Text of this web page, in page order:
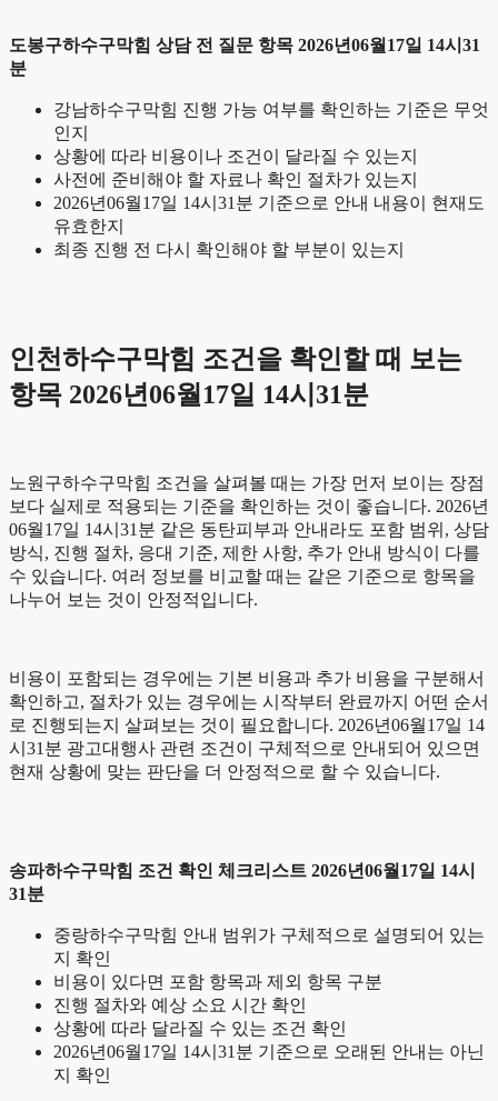
도봉구하수구막힘 상담 전 질문 항목 2026년06월17일 14시31
분
강남하수구막힘 진행 가능 여부를 확인하는 기준은 무엇
인지
상황에 따라 비용이나 조건이 달라질 수 있는지
사전에 준비해야 할 자료나 확인 절차가 있는지
2026년06월17일 14시31분 기준으로 안내 내용이 현재도
유효한지
최종 진행 전 다시 확인해야 할 부분이 있는지
인천하수구막힘 조건을 확인할 때 보는
항목 2026년06월17일 14시31분
노원구하수구막힘 조건을 살펴볼 때는 가장 먼저 보이는 장점
보다 실제로 적용되는 기준을 확인하는 것이 좋습니다. 2026년
06월17일 14시31분 같은 동탄피부과 안내라도 포함 범위, 상담
방식, 진행 절차, 응대 기준, 제한 사항, 추가 안내 방식이 다를
수 있습니다. 여러 정보를 비교할 때는 같은 기준으로 항목을
나누어 보는 것이 안정적입니다.
비용이 포함되는 경우에는 기본 비용과 추가 비용을 구분해서
확인하고, 절차가 있는 경우에는 시작부터 완료까지 어떤 순서
로 진행되는지 살펴보는 것이 필요합니다. 2026년06월17일 14
시31분 광고대행사 관련 조건이 구체적으로 안내되어 있으면
현재 상황에 맞는 판단을 더 안정적으로 할 수 있습니다.
송파하수구막힘 조건 확인 체크리스트 2026년06월17일 14시
31분
중랑하수구막힘 안내 범위가 구체적으로 설명되어 있는
지 확인
비용이 있다면 포함 항목과 제외 항목 구분
진행 절차와 예상 소요 시간 확인
상황에 따라 달라질 수 있는 조건 확인
2026년06월17일 14시31분 기준으로 오래된 안내는 아닌
지 확인